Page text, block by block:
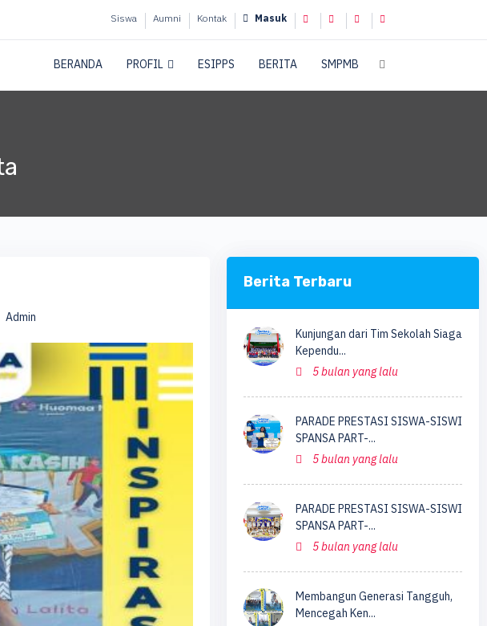
Siswa Aumni Kontak Masuk
BERANDA PROFIL ESIPPS BERITA SMPMB
Admin
Berita Terbaru
Kunjungan dari Tim Sekolah Siaga
Kependu...
5 bulan yang lalu
PARADE PRESTASI SISWA-SISWI
SPANSA PART-...
5 bulan yang lalu
PARADE PRESTASI SISWA-SISWI
SPANSA PART-...
5 bulan yang lalu
Membangun Generasi Tangguh,
Mencegah Ken...